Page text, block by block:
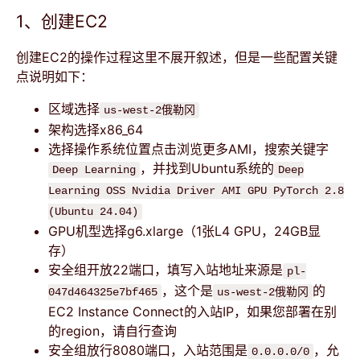
1、创建EC2
创建EC2的操作过程这里不展开叙述，但是一些配置关键
点说明如下：
区域选择 us-west-2俄勒冈
架构选择x86_64
选择操作系统位置点击浏览更多AMI，搜索关键字
Deep Learning ，并找到Ubuntu系统的 Deep
Learning OSS Nvidia Driver AMI GPU PyTorch 2.8
(Ubuntu 24.04)
GPU机型选择g6.xlarge（1张L4 GPU，24GB显
存）
安全组开放22端口，填写入站地址来源是 pl-
047d464325e7bf465 ，这个是 us-west-2俄勒冈 的
EC2 Instance Connect的入站IP，如果您部署在别
的region，请自行查询
安全组放行8080端口，入站范围是 0.0.0.0/0 ，允